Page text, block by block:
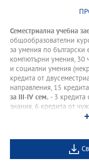
Семестриална учебна
общообразователни
за умения по български
компютърни умения, 30
и социални умения
кредита от
направления, 15
за III-IV сем. - 3 кредита
знания, 6 кредита от
курсове по основни